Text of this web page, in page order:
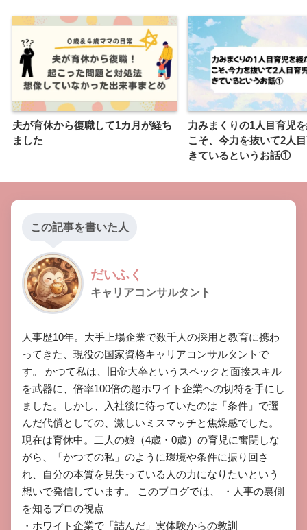
夫が育休から復職して1カ月が経ち
ました
力みまくりの1人目育児
こそ、今力を抜いて2人
きているというお話①
この記事を書いた人
だいふく
キャリアコンサルタント
​人事歴10年。大手上場企業で数千人の採用と教育に携わ
ってきた、現役の国家資格キャリアコンサルタントで
す。 ​かつて私は、旧帝大卒というスペックと面接スキル
を武器に、倍率100倍の超ホワイト企業への切符を手にし
ました。しかし、入社後に待っていたのは「条件」で選
んだ代償としての、激しいミスマッチと焦燥感でした。 ​
現在は育休中。二人の娘（4歳・0歳）の育児に奮闘しな
がら、「かつての私」のように環境や条件に振り回さ
れ、自分の本質を見失っている人の力になりたいという
想いで発信しています。 ​このブログでは、 ​・人事の裏側
を知るプロの視点
​・ホワイト企業で「詰んだ」実体験からの教訓